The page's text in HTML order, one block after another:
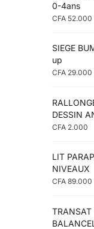
0-4ans
CFA 52.000
SIEGE
up
CFA 29.000
DESSIN
CFA 2.000
LIT
NIVEAUX
CFA 89.000
TRANSAT